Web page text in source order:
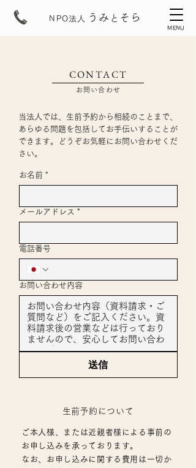
うみ と そら
NPO法人
MENU
CONTACT
​お問い合わせ
当法人では、生前予約から相続のことまで、
あらゆる問題を包括してお手伝いすることが
できます。どうぞお気軽にお問い合わせくだ
さい。
お名前 *
メールアドレス *
電話番号
お問い合わせ内容
送信
​生前予約について
ご本人様、または近親者様による事前の
お申し込みを承っております。
なお、お申し込みに関する費用は一切か